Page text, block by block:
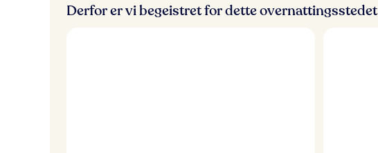
e
Derfor er vi begeistret for dette overnattingsstedet